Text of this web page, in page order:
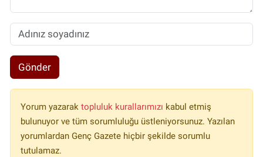
Gönder
Yorum yazarak topluluk kurallarımızı kabul etmiş
bulunuyor ve tüm sorumluluğu üstleniyorsunuz. Yazılan
yorumlardan Genç Gazete hiçbir şekilde sorumlu
tutulamaz.